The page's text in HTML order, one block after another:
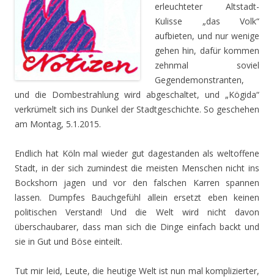
erleuchteter Altstadt-
Kulisse „das Volk“
aufbieten, und nur wenige
gehen hin, dafür kommen
zehnmal soviel
Gegendemonstranten,
und die Dombestrahlung wird abgeschaltet, und „Kögida“
verkrümelt sich ins Dunkel der Stadtgeschichte. So geschehen
am Montag, 5.1.2015.
Endlich hat Köln mal wieder gut dagestanden als weltoffene
Stadt, in der sich zumindest die meisten Menschen nicht ins
Bockshorn jagen und vor den falschen Karren spannen
lassen. Dumpfes Bauchgefühl allein ersetzt eben keinen
politischen Verstand! Und die Welt wird nicht davon
überschaubarer, dass man sich die Dinge einfach backt und
sie in Gut und Böse einteilt.
Tut mir leid, Leute, die heutige Welt ist nun mal komplizierter,